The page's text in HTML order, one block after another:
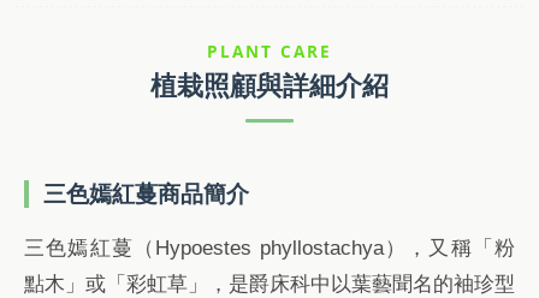
PLANT CARE
植栽照顧與詳細介紹
三色嫣紅蔓商品簡介
三色嫣紅蔓（Hypoestes phyllostachya），又稱「粉
點木」或「彩虹草」，是爵床科中以葉藝聞名的袖珍型